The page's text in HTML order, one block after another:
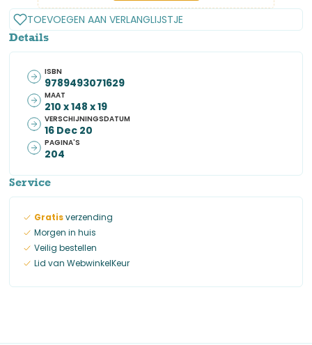
TOEVOEGEN AAN VERLANGLIJSTJE
Details
ISBN
9789493071629
MAAT
210 x 148 x 19
VERSCHIJNINGSDATUM
16 Dec 20
PAGINA'S
204
Service
Gratisverzending
Morgen in huis
Veilig bestellen
Lid van WebwinkelKeur